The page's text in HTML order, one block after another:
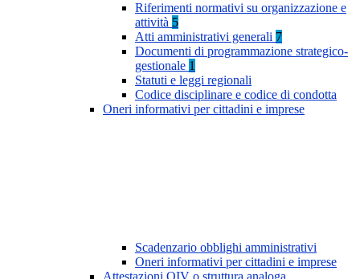
Riferimenti normativi su organizzazione e
attività 5
Atti amministrativi generali 7
Documenti di programmazione strategico-
gestionale 1
Statuti e leggi regionali
Codice disciplinare e codice di condotta
Oneri informativi per cittadini e imprese
Scadenzario obblighi amministrativi
Oneri informativi per cittadini e imprese